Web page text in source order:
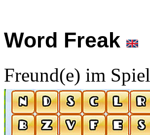
Word Freak
Freund(e) im Spiel